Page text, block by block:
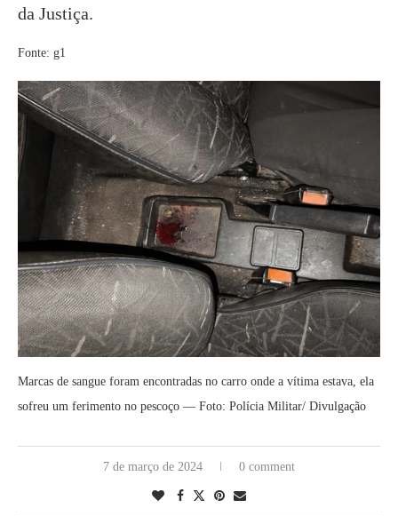
da Justiça.
Fonte: g1
Marcas de sangue foram encontradas no carro onde a vítima estava, ela
sofreu um ferimento no pescoço — Foto: Polícia Militar/ Divulgação
7 de março de 2024 0 comment